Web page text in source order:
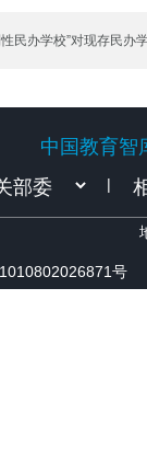
民办学校”对现存民办
中国教育智
|
号